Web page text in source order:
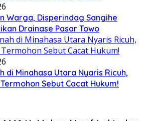
Warga, Disperindag Sangihe
Drainase Pasar Towo
di Minahasa Utara Nyaris Ricuh,
Sebut Cacat Hukum!